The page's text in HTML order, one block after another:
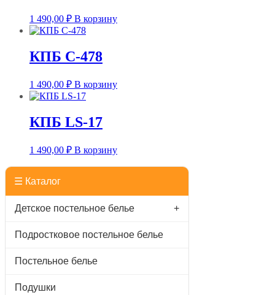
1 490,00 ₽ В корзину
КПБ С-478
1 490,00 ₽ В корзину
КПБ LS-17
1 490,00 ₽ В корзину
☰ Каталог
Детское постельное белье +
Подростковое постельное белье
Постельное белье
Подушки